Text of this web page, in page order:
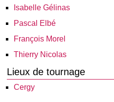
Isabelle Gélinas
Pascal Elbé
François Morel
Thierry Nicolas
Lieux de tournage
Cergy